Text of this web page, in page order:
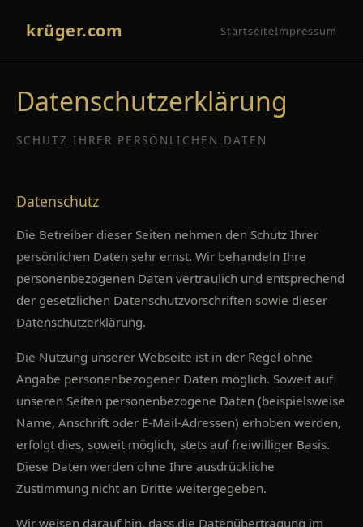
krüger.com StartseiteImpressum
Datenschutzerklärung
SCHUTZ IHRER PERSÖNLICHEN DATEN
Datenschutz
Die Betreiber dieser Seiten nehmen den Schutz Ihrer
persönlichen Daten sehr ernst. Wir behandeln Ihre
personenbezogenen Daten vertraulich und entsprechend
der gesetzlichen Datenschutzvorschriften sowie dieser
Datenschutzerklärung.
Die Nutzung unserer Webseite ist in der Regel ohne
Angabe personenbezogener Daten möglich. Soweit auf
unseren Seiten personenbezogene Daten (beispielsweise
Name, Anschrift oder E-Mail-Adressen) erhoben werden,
erfolgt dies, soweit möglich, stets auf freiwilliger Basis.
Diese Daten werden ohne Ihre ausdrückliche
Zustimmung nicht an Dritte weitergegeben.
Wir weisen darauf hin, dass die Datenübertragung im